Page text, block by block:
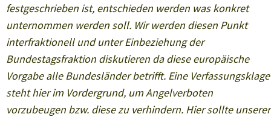
festgeschrieben ist, entschieden werden was konkret
unternommen werden soll. Wir werden diesen Punkt
interfraktionell und unter Einbeziehung der
Bundestagsfraktion diskutieren da diese europäische
Vorgabe alle Bundesländer betrifft. Eine Verfassungsklage
steht hier im Vordergrund, um Angelverboten
vorzubeugen bzw. diese zu verhindern. Hier sollte unserer